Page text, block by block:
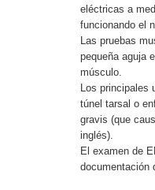
eléctricas a
funcionando el
Las pruebas
pequeña aguja
músculo.
Los principales
túnel tarsal o
gravis (que
inglés).
El examen de
documentación